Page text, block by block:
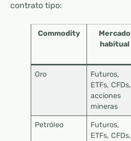
contrato tipo:
Commodity
Mercado
habitual
Oro
Futuros,
ETFs, CFDs,
acciones
mineras
Petróleo
Futuros,
ETFs, CFDs,